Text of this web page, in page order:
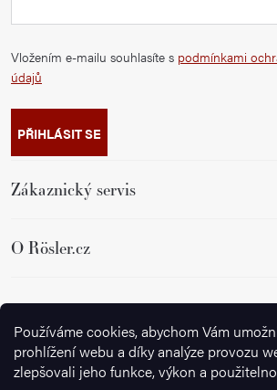
Používáme cookies, abychom Vám
prohlížení webu a díky analýze provozu
zlepšovali jeho funkce, výkon a
Vložením e-mailu souhlasíte s podmínkami
údajů
PŘIHLÁSIT SE
Zákaznický servis
O Rösler.cz
Sledujte nás